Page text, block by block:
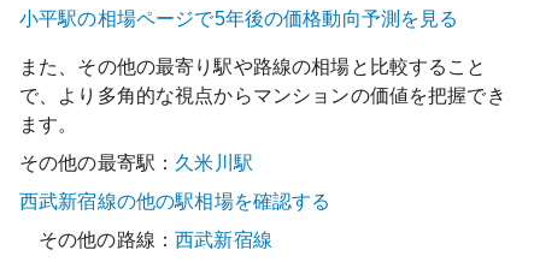
小平駅の相場ページで5年後の価格動向予測を見る
また、その他の最寄り駅や路線の相場と比較すること
で、より多角的な視点からマンションの価値を把握でき
ます。
その他の最寄駅： 久米川 駅
西武新宿線の他の駅相場を確認する
その他の路線：西武新宿線